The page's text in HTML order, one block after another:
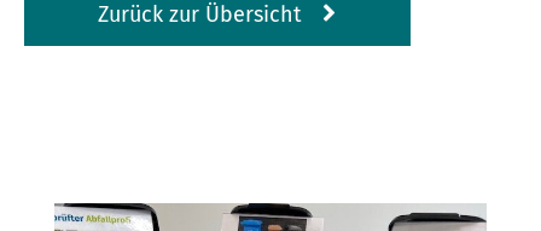
Zurück zur Übersicht